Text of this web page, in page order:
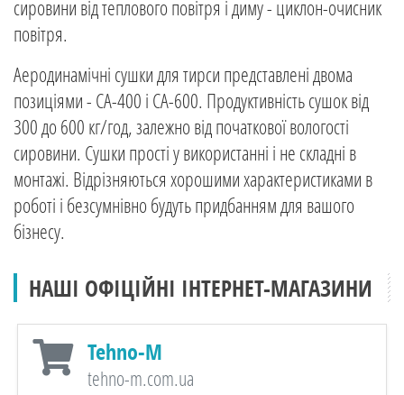
сировини від теплового повітря і диму - циклон-очисник
повітря.
Аеродинамічні сушки для тирси представлені двома
позиціями - СА-400 і СА-600. Продуктивність сушок від
300 до 600 кг/год, залежно від початкової вологості
сировини. Сушки прості у використанні і не складні в
монтажі. Відрізняються хорошими характеристиками в
роботі і безсумнівно будуть придбанням для вашого
бізнесу.
НАШІ ОФІЦІЙНІ ІНТЕРНЕТ-МАГАЗИНИ
Tehno-M
tehno-m.com.ua